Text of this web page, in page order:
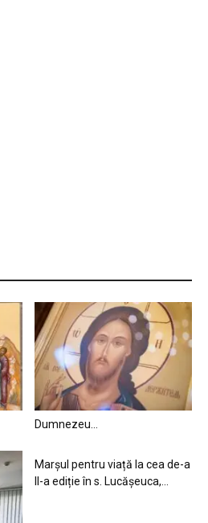
Dumnezeu…
Marșul pentru viață la cea de-a
II-a ediție în s. Lucășeuca,...